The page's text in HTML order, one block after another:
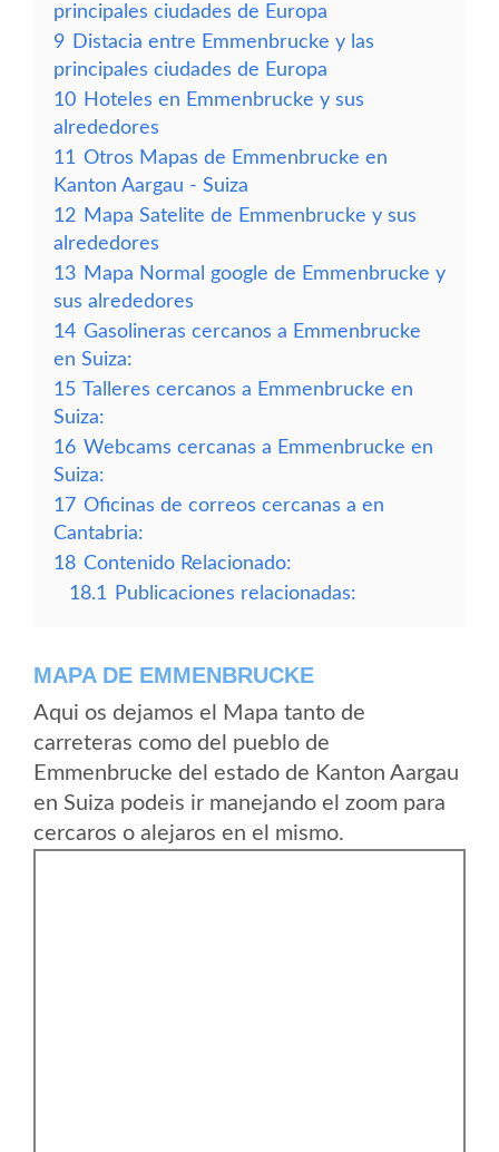
principales ciudades de Europa
9 Distacia entre Emmenbrucke y las
principales ciudades de Europa
10 Hoteles en Emmenbrucke y sus
alrededores
11 Otros Mapas de Emmenbrucke en
Kanton Aargau - Suiza
12 Mapa Satelite de Emmenbrucke y sus
alrededores
13 Mapa Normal google de Emmenbrucke y
sus alrededores
14 Gasolineras cercanos a Emmenbrucke
en Suiza:
15 Talleres cercanos a Emmenbrucke en
Suiza:
16 Webcams cercanas a Emmenbrucke en
Suiza:
17 Oficinas de correos cercanas a en
Cantabria:
18 Contenido Relacionado:
18.1
Publicaciones relacionadas:
MAPA DE EMMENBRUCKE
Aqui os dejamos el Mapa tanto de
carreteras como del pueblo de
Emmenbrucke del estado de Kanton Aargau
en Suiza podeis ir manejando el zoom para
cercaros o alejaros en el mismo.